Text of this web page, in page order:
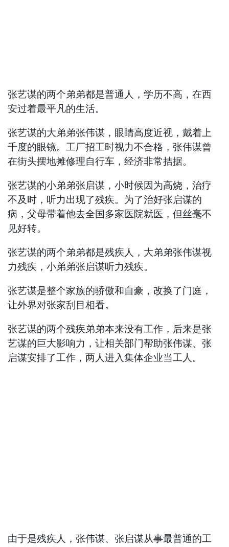
张艺谋的两个弟弟都是普通人，学历不高，在西
安过着最平凡的生活。
张艺谋的大弟弟张伟谋，眼睛高度近视，戴着上
千度的眼镜。工厂招工时视力不合格，张伟谋曾
在街头摆地摊修理自行车，经济非常拮据。
张艺谋的小弟弟张启谋，小时候因为高烧，治疗
不及时，听力出现了残疾。为了治好张启谋的
病，父母带着他去全国多家医院就医，但丝毫不
见好转。
张艺谋的两个弟弟都是残疾人，大弟弟张伟谋视
力残疾，小弟弟张启谋听力残疾。
张艺谋是整个家族的骄傲和自豪，改换了门庭，
让外界对张家刮目相看。
张艺谋的两个残疾弟弟本来没有工作，后来是张
艺谋的巨大影响力，让相关部门帮助张伟谋、张
启谋安排了工作，两人进入集体企业当工人。
由于是残疾人，张伟谋、张启谋从事最普通的工